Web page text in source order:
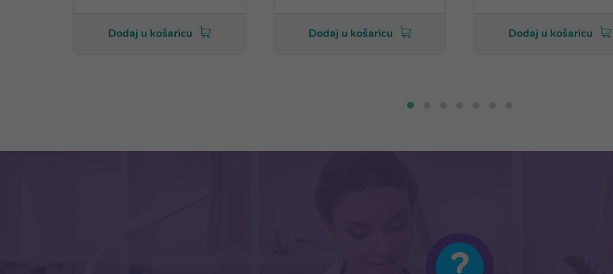
Dodaj u košaricu Dodaj u košaricu Dodaj u košaricu